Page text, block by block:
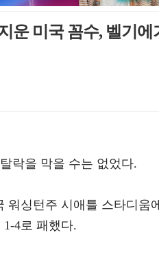
운 미국 꼼수, 벨기에
락을 막을 수는 없었다.
워싱턴주 시애틀 스타디움
4로 패했다.